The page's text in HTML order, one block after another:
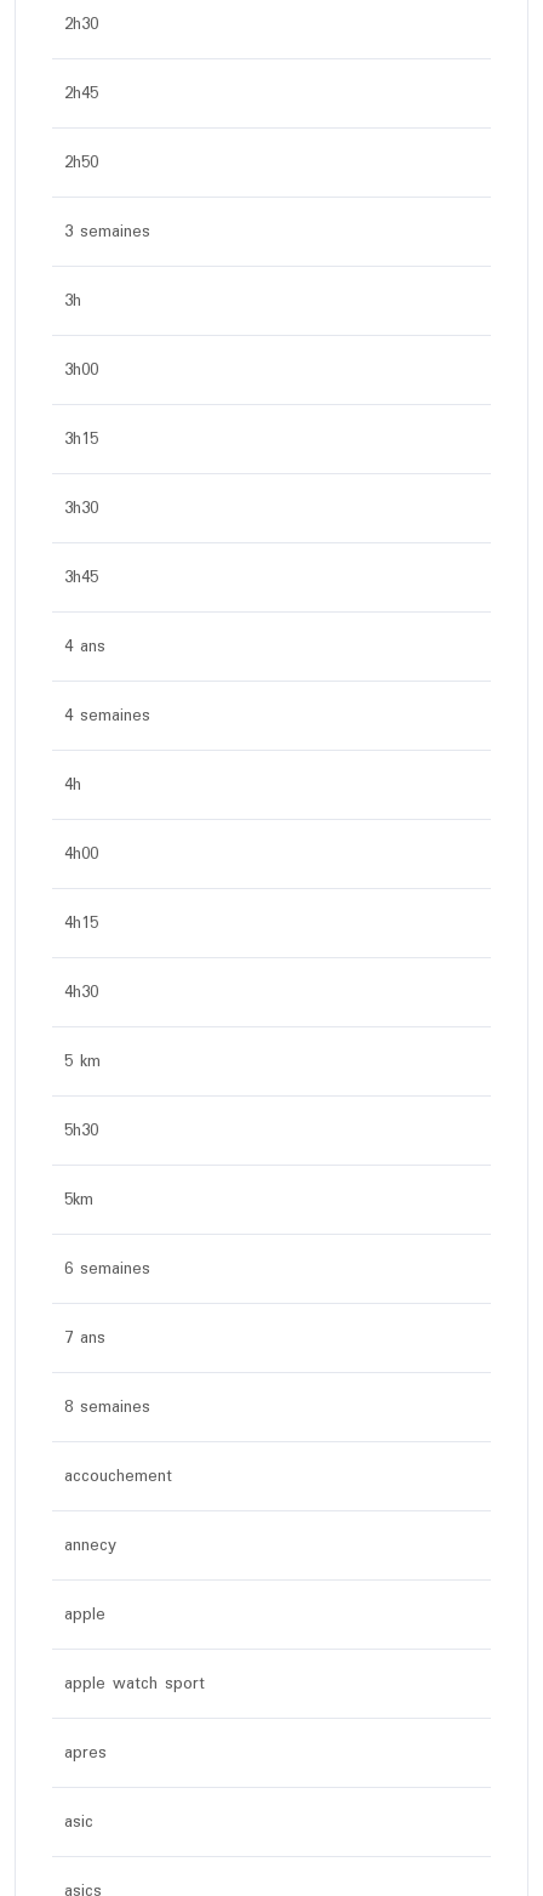
2h30
2h45
2h50
3 semaines
3h
3h00
3h15
3h30
3h45
4 ans
4 semaines
4h
4h00
4h15
4h30
5 km
5h30
5km
6 semaines
7 ans
8 semaines
accouchement
annecy
apple
apple watch sport
apres
asic